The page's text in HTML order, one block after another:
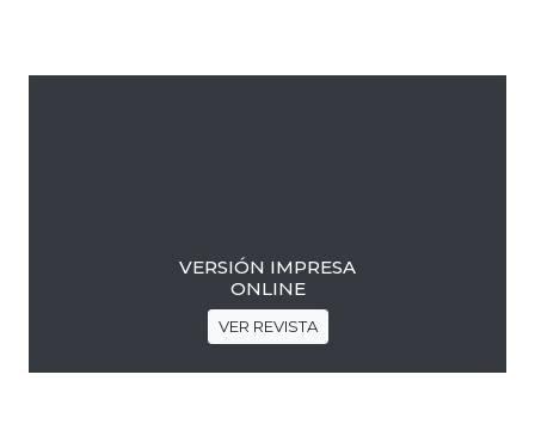
VERSIÓN IMPRESA
ONLINE
VER REVISTA